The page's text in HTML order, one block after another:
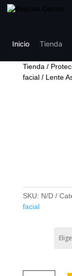
Inicio Tienda
Tienda /
facial/ Lente
SKU: N/D
facial